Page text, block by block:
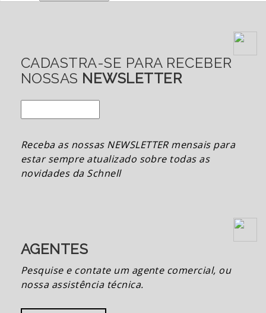
CADASTRA-SE PARA RECEBER
NOSSAS NEWSLETTER
Receba as nossas NEWSLETTER mensais para
estar sempre atualizado sobre todas as
novidades da Schnell
AGENTES
Pesquise e contate um agente comercial, ou
nossa assistência técnica.